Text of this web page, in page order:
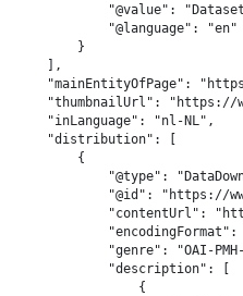
"@value":
            "@language": "en"
        }
    ],
"mainEntityOfPage":
"thumbnailUrl":
    "inLanguage": "nl-NL",
    "distribution": [
        {
"@type":
"@id": "https://
"contentUrl":
"encodingFormat":
"genre": "OAI-
            "description": [
                {